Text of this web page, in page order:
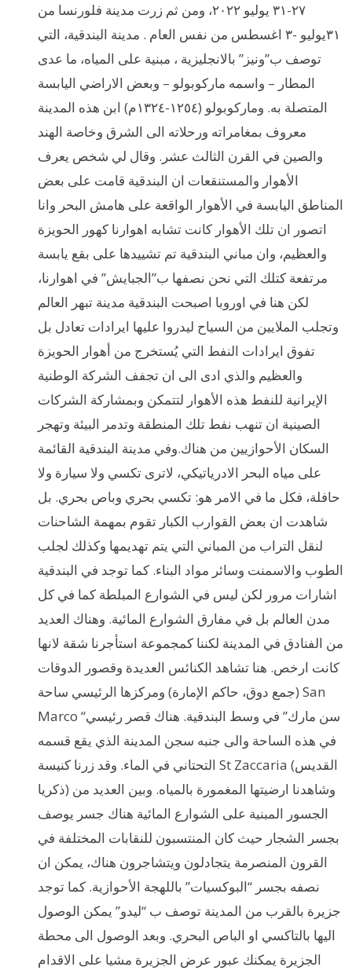
٢٧-٣١ يوليو ٢٠٢٢، ومن ثم زرت مدينة فلورنسا من
٣١يوليو -٣ اغسطس من نفس العام . مدينة البندقية، التي
توصف ب”ونيز” بالانجليزية ، مبنية على المياه، ما عدى
المطار – واسمه ماركوبولو – وبعض الاراضي اليابسة
المتصلة به. وماركوبولو (١٢٥٤-١٣٢٤م) ابن هذه المدينة
معروف بمغامراته ورحلاته الى الشرق وخاصة الهند
والصين في القرن الثالث عشر. وقال لي شخص يعرف
الأهوار والمستنقعات ان البندقية قامت على بعض
المناطق اليابسة في الأهوار الواقعة على هامش البحر وانا
اتصور ان تلك الأهوار كانت تشابه اهوارنا كهور الحويزة
والعظيم، وان مباني البندقية تم تشييدها على بقع يابسة
مرتفعة كتلك التي نحن نصفها ب”الجبايش” في اهوارنا،
لكن هنا في اوروبا اصبحت البندقية مدينة تبهر العالم
وتجلب الملايين من السياح ليدروا عليها ايرادات تعادل بل
تفوق ايرادات النفط التي يُستخرج من أهوار الحويزة
والعظيم والذي ادى الى ان تجفف الشركة الوطنية
الإيرانية للنفط هذه الأهوار لتتمكن وبمشاركة الشركات
الصينية ان تنهب نفط تلك المنطقة وتدمر البيئة وتهجر
السكان الأحوازيين من هناك.وفي مدينة البندقية القائمة
على مياه البحر الادرياتيكي، لاترى تكسي ولا سيارة ولا
حافلة، فكل ما في الامر هو: تكسي بحري وباص بحري. بل
شاهدت ان بعض القوارب الكبار تقوم بمهمة الشاحنات
لنقل التراب من المباني التي يتم تهديمها وكذلك لجلب
الطوب والاسمنت وسائر مواد البناء. كما توجد في البندقية
اشارات مرور لكن ليس في الشوارع المبلطة كما في كل
مدن العالم بل في مفارق الشوارع المائية. وهناك العديد
من الفنادق في المدينة لكننا كمجموعة استأجرنا شقة لانها
كانت ارخص. هنا تشاهد الكنائس العديدة وقصور الدوقات
(جمع دوق، حاكم الإمارة) ومركزها الرئيسي ساحة San
Marco “سن مارك” في وسط البندقية. هناك قصر رئيسي
في هذه الساحة والى جنبه سجن المدينة الذي يقع قسمه
التحتاني في الماء. وقد زرنا كنيسة St Zaccaria (القديس
ذكريا) وشاهدنا ارضيتها المغمورة بالمياه. وبين العديد من
الجسور المبنية على الشوارع المائية هناك جسر يوصف
بجسر الشجار حيث كان المنتسبون للنقابات المختلفة في
القرون المنصرمة يتجادلون ويتشاجرون هناك، يمكن ان
نصفه بجسر “البوكسيات” باللهجة الأحوازية. كما توجد
جزيرة بالقرب من المدينة توصف ب “ليدو” يمكن الوصول
اليها بالتاكسي او الباص البحري. وبعد الوصول الى محطة
الجزيرة يمكنك عبور عرض الجزيرة مشيا على الاقدام